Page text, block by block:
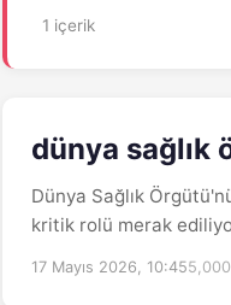
1 içerik
dünya sağlık
Dünya Sağlık
kritik rolü merak
17 Mayıs 2026, 10:45